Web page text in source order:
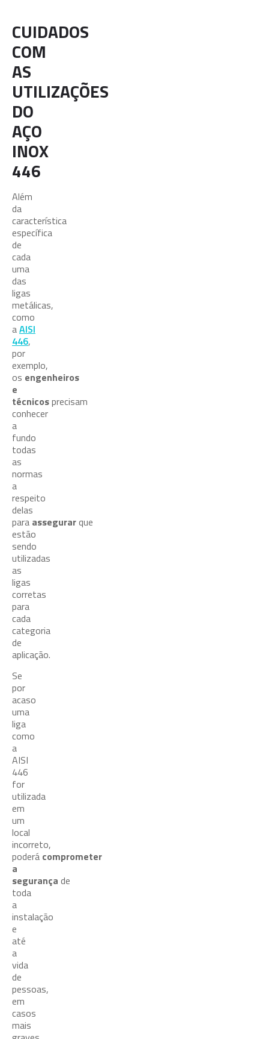
CUIDADOS
COM
AS
UTILIZAÇÕES
DO
AÇO
INOX
446
Além
da
característica
específica
de
cada
uma
das
ligas
metálicas,
como
aAISI
446,
por
exemplo,
os engenheiros
e
técnicosprecisam
conhecer
a
fundo
todas
as
normas
a
respeito
delas
para assegurarque
estão
sendo
utilizadas
as
ligas
corretas
para
cada
categoria
de
aplicação.
Se
por
acaso
uma
liga
como
a
AISI
446
for
utilizada
em
um
local
incorreto,
poderá comprometer
a
segurança de
toda
a
instalação
e
até
a
vida
de
pessoas,
em
casos
mais